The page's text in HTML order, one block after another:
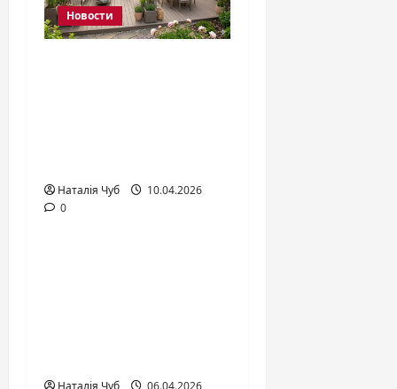
Новости
Наталія Чуб
10.04.2026
0